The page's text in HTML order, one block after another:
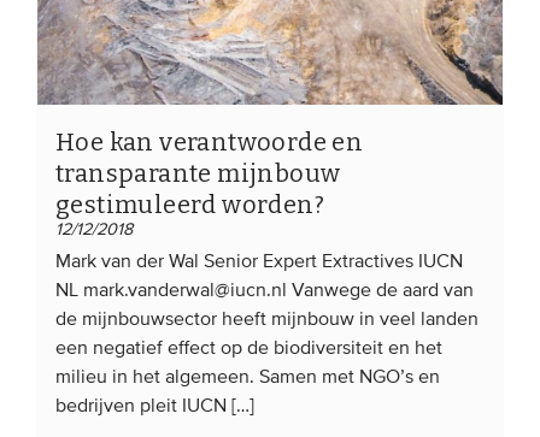
Hoe kan verantwoorde en
transparante mijnbouw
gestimuleerd worden?
12/12/2018
Mark van der Wal Senior Expert Extractives IUCN
NL mark.vanderwal@iucn.nl Vanwege de aard van
de mijnbouwsector heeft mijnbouw in veel landen
een negatief effect op de biodiversiteit en het
milieu in het algemeen. Samen met NGO’s en
bedrijven pleit IUCN […]